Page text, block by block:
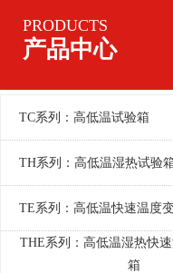
PRODUCTS
产品中心
TC系列：高低温试验箱
TH系列：高低温湿热试验
TE系列：高低温快速温度
THE系列：高低温湿热快
箱